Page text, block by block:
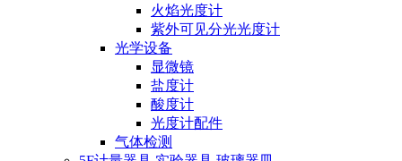
火焰光度计
紫外可见分光光度计
光学设备
显微镜
盐度计
酸度计
光度计配件
气体检测